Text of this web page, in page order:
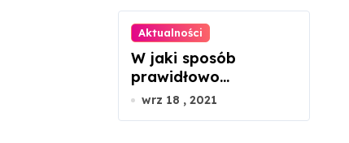
Aktualności
W jaki sposób
prawidłowo
montować panele
wrz 18 , 2021